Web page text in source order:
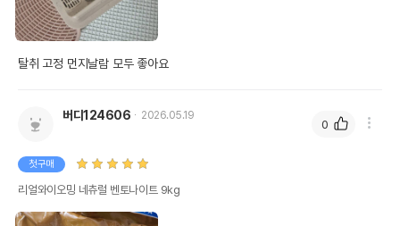
탈취 고정 먼지날람 모두 좋아요
버디124606 2026.05.19
첫구매
리얼와이오밍 네츄럴 벤토나이트 9kg
0